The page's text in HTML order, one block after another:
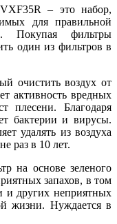
– это набор,
для правильной
Покупая фильтры
один из фильтров в
очистить воздух от
активность вредных
плесени. Благодаря
бактерии и вирусы.
удалять из воздуха
раз в 10 лет.
на основе зеленого
запахов, в том
и других неприятных
жизни. Нуждается в